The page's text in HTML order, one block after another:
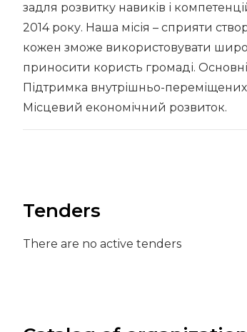
задля розвитку навиків і
2014 року. Наша місія – сприяти
кожен зможе використовувати
приносити користь громаді.
Підтримка внутрішньо-переміщених
Місцевий економічний розвиток.
Tenders
There are no active tenders